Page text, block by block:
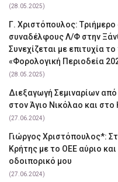
(28.05.2025)
Γ. Χριστόπουλος:
συναδέλφους Λ/Φ στην
Συνεχίζεται με επιτυχία
«Φορολογική Περιοδεία
(28.05.2025)
Διεξαγωγή Σεμιναρίων
στον Άγιο Νικόλαο και στο
(27.06.2024)
Γιώργος Χριστόπουλος*:
Κρήτης με το ΟΕΕ αύριο
οδοιπορικό μου
(27.06.2024)